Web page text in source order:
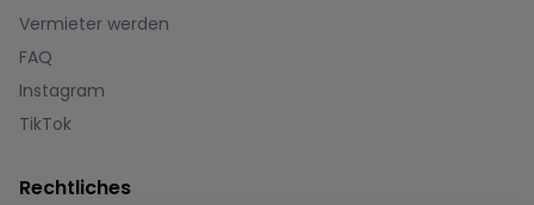
Vermieter werden
FAQ
Instagram
TikTok
Rechtliches